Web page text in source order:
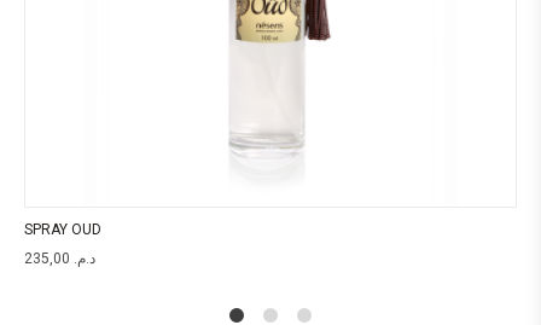
SPRAY OUD
د.م.